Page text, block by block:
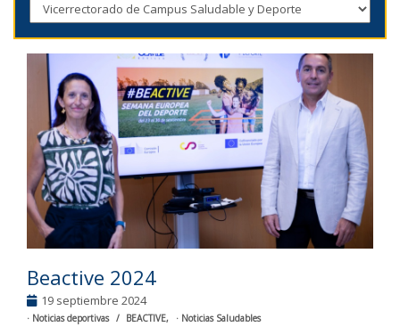
19 septiembre 2024
Noticias deportivas BEACTIVE Noticias Saludables
Beactive 2024